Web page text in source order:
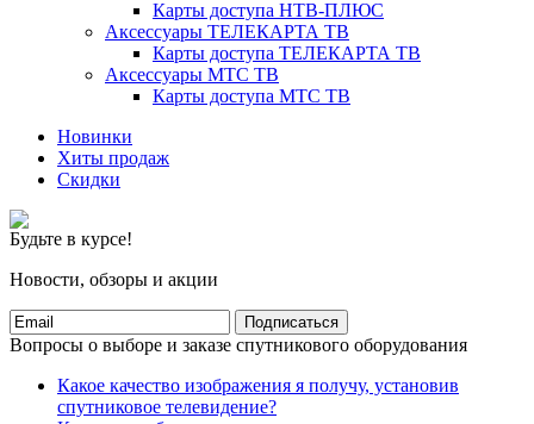
Карты доступа НТВ-ПЛЮС
Аксессуары ТЕЛЕКАРТА ТВ
Карты доступа ТЕЛЕКАРТА ТВ
Аксессуары МТС ТВ
Карты доступа МТС ТВ
Новинки
Хиты продаж
Скидки
Будьте в курсе!
Новости, обзоры и акции
Подписаться
Вопросы о выборе и заказе спутникового оборудования
Какое качество изображения я получу, установив
спутниковое телевидение?